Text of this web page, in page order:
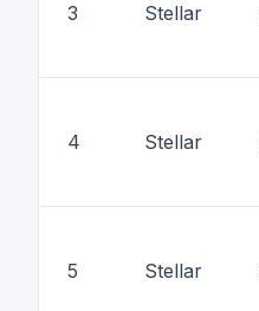
3 Stellar
4 Stellar
5 Stellar